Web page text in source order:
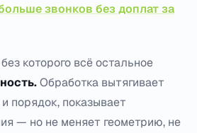
звонков без доплат за
которого всё остальное
Обработка вытягивает
порядок, показывает
— но не меняет геометрию, не